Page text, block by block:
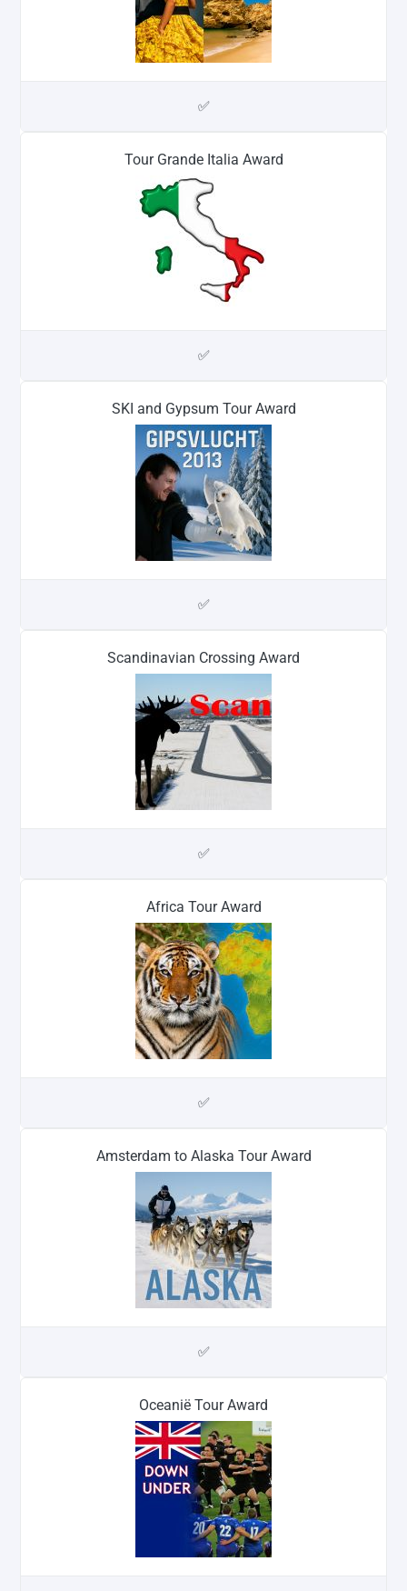
✅
Tour Grande Italia Award
✅
SKI and Gypsum Tour Award
✅
Scandinavian Crossing Award
✅
Africa Tour Award
✅
Amsterdam to Alaska Tour Award
✅
Oceanië Tour Award